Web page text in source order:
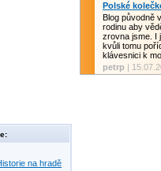
na hradě
Polské
Blog původně
rodinu aby
zrovna jsme. I
kvůli tomu
klávesnici k
petrp |